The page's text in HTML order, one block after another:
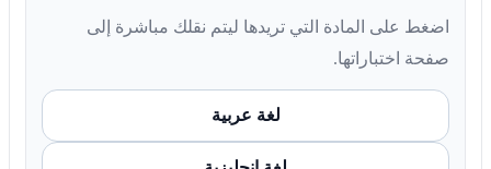
اضغط على المادة التي تريدها ليتم نقلك مباشرة إلى
صفحة اختباراتها.
لغة عربية